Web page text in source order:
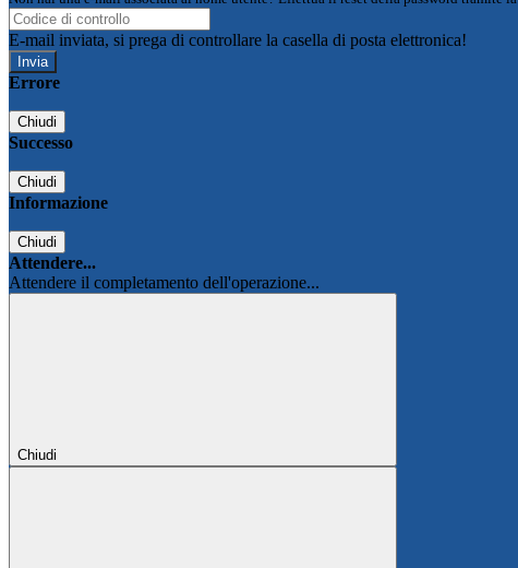
E-mail inviata, si prega di controllare la casella di posta elettronica!
Errore
Chiudi
Successo
Chiudi
Informazione
Chiudi
Attendere...
Attendere il completamento dell'operazione...
Chiudi